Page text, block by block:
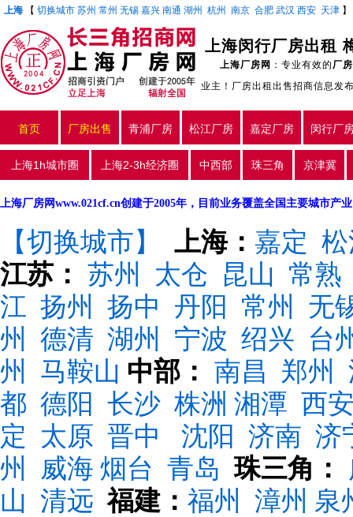
上海 【 切换城市 苏州 常州 无锡 嘉兴 南通 湖州 杭州 南京 合肥 武汉 西安 天津 】
上海闵行厂房出租
上海厂房网 ：专业有效的厂
业主！厂房出租出售招商信息发
首页 厂房出售 青浦厂房 松江厂房 嘉定厂房 闵行厂
上海1h城市圈 上海2-3h经济圈 中西部 珠三角 京津冀
上海厂房网www.021cf.cn创建于2005年，目前业务覆盖全国主要城市产
【切换城市】 上海： 嘉定
江苏： 苏州 太仓 昆山 常熟
江 扬州 扬中 丹阳 常州
无
州
德清 湖州 宁波 绍兴 台
州
马鞍山 中部： 南昌 郑州
都 德阳 长沙 株洲 湘潭 西
定 太原 晋中 沈阳 济南 济
州
威海 烟台 青岛 珠三角：
山 清远 福建： 福州 漳州 泉